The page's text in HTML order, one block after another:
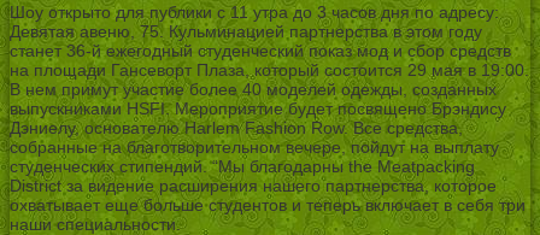
Шоу открыто для публики с 11 утра до 3 часов дня по адресу:
Девятая авеню, 75. Кульминацией партнерства в этом году
станет 36-й ежегодный студенческий показ мод и сбор средств
на площади Гансеворт Плаза, который состоится 29 мая в 19:00.
В нем примут участие более 40 моделей одежды, созданных
выпускниками HSFI. Мероприятие будет посвящено Брэндису
Дэниелу, основателю Harlem Fashion Row. Все средства,
собранные на благотворительном вечере, пойдут на выплату
студенческих стипендий. “Мы благодарны the Meatpacking
District за видение расширения нашего партнерства, которое
охватывает еще больше студентов и теперь включает в себя три
наши специальности.